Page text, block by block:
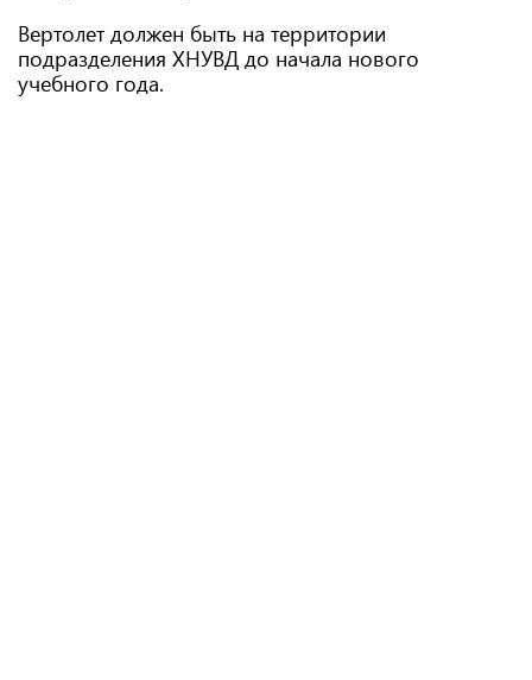
Вертолет должен быть на территории
подразделения ХНУВД до начала нового
учебного года.